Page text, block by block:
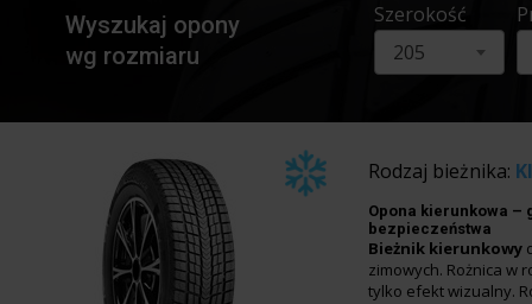
Wyszukaj opony
wg rozmiaru
Szerokość
205
Rodzaj bieżnika:
Opona kierunkowa –
bezpieczeństwa
Bieżnik kierunkowy
zimowych. Rożnica w
tylko efekt wizualny.